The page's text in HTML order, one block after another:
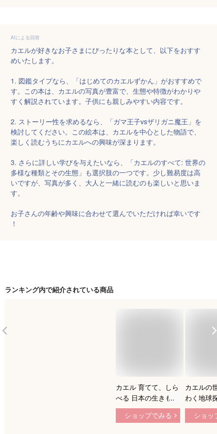
AIによる回答
カエルが好きなお子さまにぴったりな本として、以下をおすす
めいたします。
1. 図鑑タイプなら、「はじめてのカエルずかん」がおすすめで
す。この本は、カエルの写真が豊富で、生態や特徴がわかりや
すく解説されています。子供にも親しみやすい内容です。
2. ストーリー性を求めるなら、「ガマ王子vsザリガニ魔王」を
検討してください。この絵本は、カエルを中心とした物語で、
楽しく読むうちにカエルへの興味が深まります。
3. さらに詳しい学びを与えたいなら、「カエルのすべて: 世界の
多様な種類とその生態」も選択肢の一つです。少し難易度は高
いですが、写真が多く、大人と一緒に読むのも楽しいと思いま
す。
お子さんの年齢や興味に合わせて選んでいただければ幸いです
！
ランキング内で紹介されている商品
カエル 育てて、しら
べる 日本の生きもの
ずかん 2 [ 福山 欣司
ショップでみる
カエルの
わく地球
ーゲンブ
フ・デ
ショッ